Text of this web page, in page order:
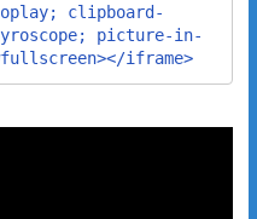
clipboard-
picture-in-
iframe>